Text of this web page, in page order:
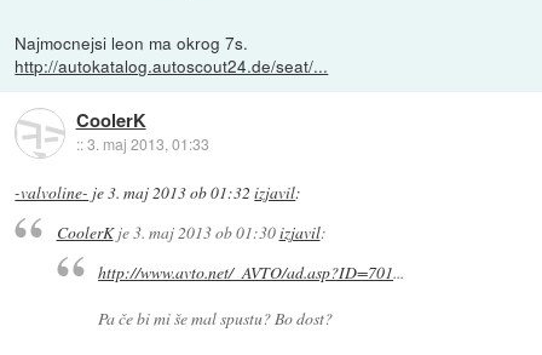
Najmocnejsi leon ma okrog 7s.
http://autokatalog.autoscout24.de/seat/...
CoolerK
::3. maj 2013, 01:33
-valvoline- je3. maj 2013 ob 01:32 izjavil:
CoolerKje3. maj 2013 ob 01:30izjavil:
http://www.avto.net/_AVTO/ad.asp?ID=701...
Pa če bi mi še mal spustu? Bo dost?